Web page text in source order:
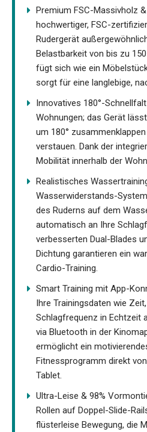
Premium FSC-Massivholz
hochwertiger, FSC-
Rudergerät
Belastbarkeit von bis zu
fügt sich wie ein
sorgt für eine langlebige,
Innovatives 180°-
Wohnungen; das Gerät
um 180°
verstauen. Dank der
Mobilität innerhalb der
Realistisches
Wasserwiderstands-
des Ruderns auf dem
automatisch an Ihre
verbesserten Dual-Blades
Dichtung garantieren ein
Cardio-Training.
Smart Training mit App-
Ihre Trainingsdaten wie
Schlagfrequenz in Echtzeit
via Bluetooth in der
ermöglicht ein
Fitnessprogramm direkt
Tablet.
Ultra-Leise & 98%
Rollen auf Doppel-Slide-
flüsterleise Bewegung, die